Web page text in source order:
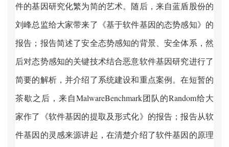
件的基因研究化繁为简的艺术。随后，来自蓝盾股份的
刘峰总监给大家带来了《基于软件基因的态势感知》的
报告；报告简述了安全态势感知的背景、安全体系，然
后对态势感知的关键技术结合恶意软件基因研究进行了
简要的解析，并介绍了系统建设和重点案例。在短暂的
茶歇之后，来自MalwareBenchmark团队的Random给大
家作了《软件基因的提取及形式化》的报告；报告从软
件基因的灵感来源讲起，在清楚介绍了软件基因的原理